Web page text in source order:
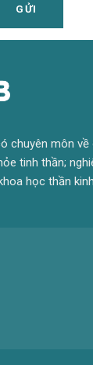
chuyên môn
tinh thần;
học thần